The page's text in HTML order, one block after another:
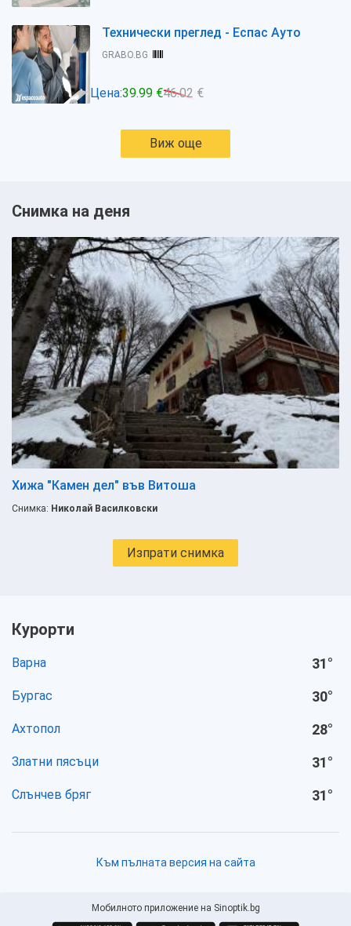
Технически преглед - Еспас Ауто
GRABO.BG
Цена:39.99 €46.02 €
Виж още
Снимка на деня
Хижа "Камен дел" във Витоша
Снимка: Николай Василковски
Изпрати снимка
Курорти
Варна 31°
Бургас 30°
Ахтопол 28°
Златни пясъци 31°
Слънчев бряг 31°
Към пълната версия на сайта
Мобилното приложение на Sinoptik.bg